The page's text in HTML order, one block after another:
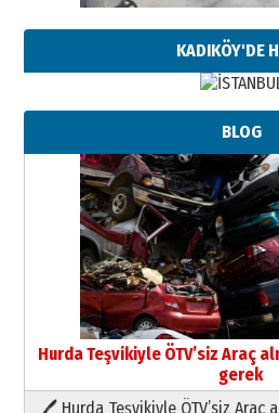
KADIKÖY'DE
BLOG
Hurda Teşvikiyle ÖTV’siz Araç
gerek
🖊 Hurda Teşvikiyle ÖTV’siz